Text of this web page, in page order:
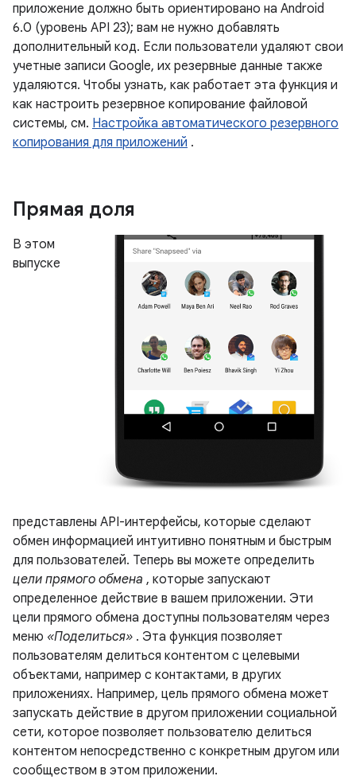
приложение должно быть ориентировано на Android
6.0 (уровень API 23); вам не нужно добавлять
дополнительный код. Если пользователи удаляют свои
учетные записи Google, их резервные данные также
удаляются. Чтобы узнать, как работает эта функция и
как настроить резервное копирование файловой
системы, см. Настройка автоматического резервного
копирования для приложений .
Прямая доля
В этом
выпуске
представлены API-интерфейсы, которые сделают
обмен информацией интуитивно понятным и быстрым
для пользователей. Теперь вы можете определить
цели прямого обмена , которые запускают
определенное действие в вашем приложении. Эти
цели прямого обмена доступны пользователям через
меню «Поделиться» . Эта функция позволяет
пользователям делиться контентом с целевыми
объектами, например с контактами, в других
приложениях. Например, цель прямого обмена может
запускать действие в другом приложении социальной
сети, которое позволяет пользователю делиться
контентом непосредственно с конкретным другом или
сообществом в этом приложении.